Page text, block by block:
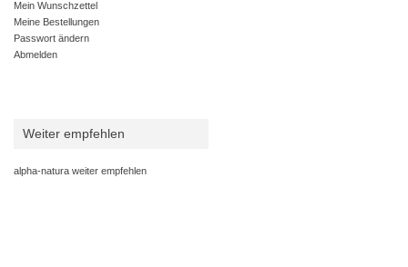
Mein Wunschzettel
Meine Bestellungen
Passwort ändern
Abmelden
Weiter empfehlen
alpha-natura weiter empfehlen